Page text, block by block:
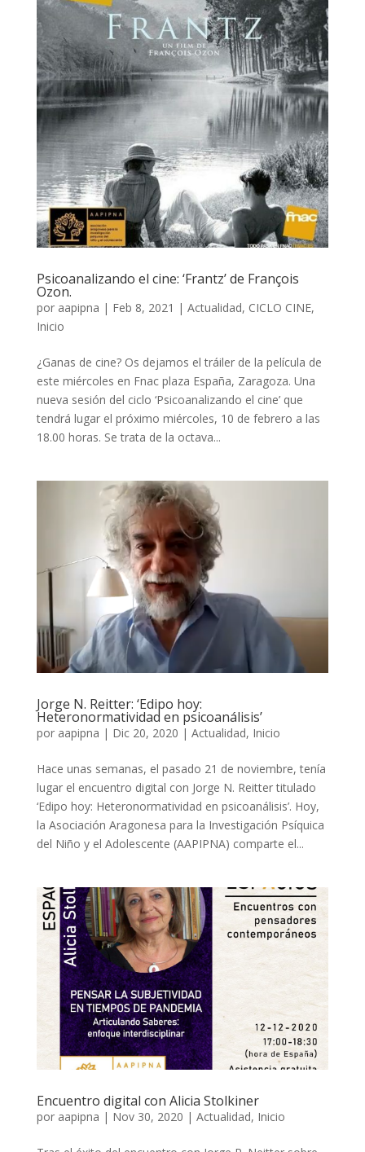
Psicoanalizando el cine: ‘Frantz’ de François
Ozon.
por aapipna | Feb 8, 2021 | Actualidad, CICLO CINE,
Inicio
¿Ganas de cine? Os dejamos el tráiler de la película de
este miércoles en Fnac plaza España, Zaragoza. Una
nueva sesión del ciclo ‘Psicoanalizando el cine’ que
tendrá lugar el próximo miércoles, 10 de febrero a las
18.00 horas. Se trata de la octava...
Jorge N. Reitter: ‘Edipo hoy:
Heteronormatividad en psicoanálisis’
por aapipna | Dic 20, 2020 | Actualidad, Inicio
Hace unas semanas, el pasado 21 de noviembre, tenía
lugar el encuentro digital con Jorge N. Reitter titulado
‘Edipo hoy: Heteronormatividad en psicoanálisis’. Hoy,
la Asociación Aragonesa para la Investigación Psíquica
del Niño y el Adolescente (AAPIPNA) comparte el...
Encuentro digital con Alicia Stolkiner
por aapipna | Nov 30, 2020 | Actualidad, Inicio